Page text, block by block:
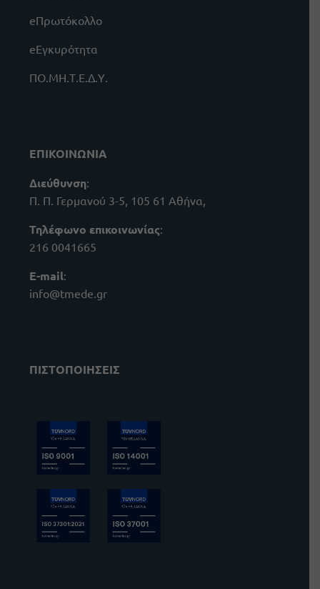
eΠρωτόκολλο
eΕγκυρότητα
ΠΟ.ΜΗ.Τ.Ε.Δ.Υ.
ΕΠΙΚΟΙΝΩΝΙΑ
Διεύθυνση:
Π. Π. Γερμανού 3-5, 105 61 Αθήνα,
Τηλέφωνο επικοινωνίας:
216 0041665
E-mail:
info@tmede.gr
ΠΙΣΤΟΠΟΙΗΣΕΙΣ